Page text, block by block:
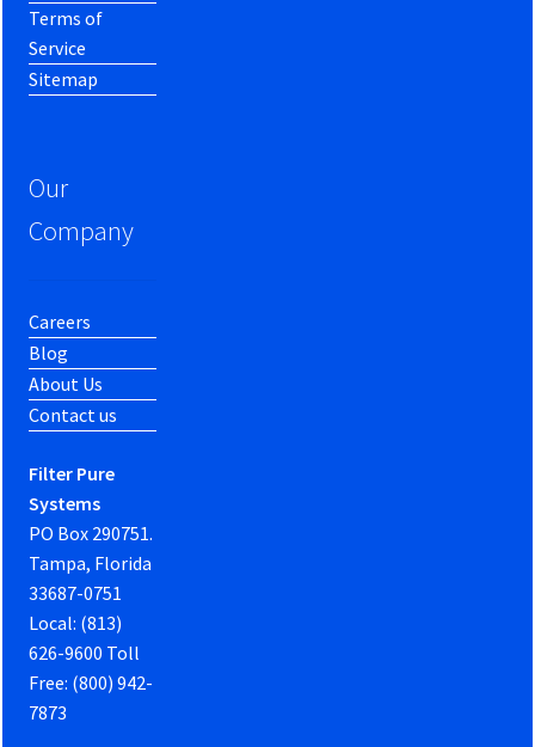
Terms of
Service
Sitemap
Our
Company
Careers
Blog
About Us
Contact us
Filter Pure
Systems
PO Box 290751.
Tampa, Florida
33687-0751
Local: (813)
626-9600 Toll
Free: (800) 942-
7873